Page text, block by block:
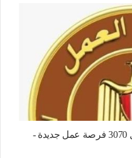
رواتب تصل لـ 9500 جنيه، تفاصيل 3070 فرصة عمل جديدة -